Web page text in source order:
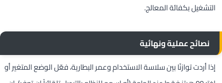
التشغيل بكفائة المعالج.
نصائح عملية ونهائية
إذا أردت توازنًا بين سلاسة الاستخدام وعمر البطارية، فعّل الوضع المتغير أو